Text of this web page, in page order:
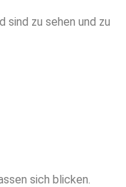
sind zu sehen und zu
sich blicken.